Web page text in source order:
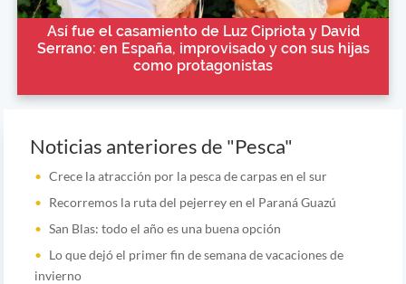
Así fue el casamiento de Luz Cipriota y David
Serrano: en España, improvisado y con sus hijas
como protagonistas
Noticias anteriores de "Pesca"
Crece la atracción por la pesca de carpas en el sur
Recorremos la ruta del pejerrey en el Paraná Guazú
San Blas: todo el año es una buena opción
Lo que dejó el primer fin de semana de vacaciones de
invierno